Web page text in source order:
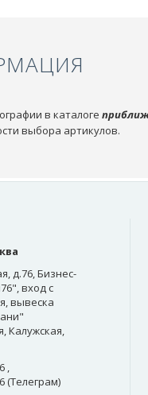
в каталоге
выбора артикулов.
д.76, Бизнес-
вход с
вывеска
Калужская,
,
(Телеграм)